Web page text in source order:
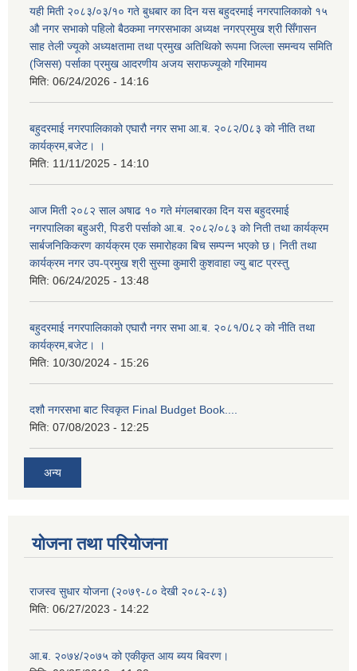
यही मिती २०८३/०३/१० गते बुधबार का दिन यस बहुदरमाई नगरपालिकाको १५
औ नगर सभाको पहिलो बैठकमा नगरसभाका अध्यक्ष नगरप्रमुख श्री सिँगासन
साह तेली ज्यूको अध्यक्षतामा तथा प्रमुख अतिथिको रूपमा जिल्ला समन्वय समिति
(जिसस) पर्साका प्रमुख आदरणीय अजय सराफज्यूको गरिमामय
मिति: 06/24/2026 - 14:16
बहुदरमाई नगरपालिकाको एघारौ नगर सभा आ.ब. २०८२/0८३ को नीति तथा
कार्यक्रम,बजेट। ।
मिति: 11/11/2025 - 14:10
आज मिती २०८२ साल अषाढ १० गते मंगलबारका दिन यस बहुदरमाई
नगरपालिका बहुअरी, पिडरी पर्साको आ.ब. २०८२/०८३ को निती तथा कार्यक्रम
सार्बजनिकिकरण कार्यक्रम एक समारोहका बिच सम्पन्न भएको छ। निती तथा
कार्यक्रम नगर उप-प्रमुख श्री सुस्मा कुमारी कुशवाहा ज्यु बाट प्रस्तु
मिति: 06/24/2025 - 13:48
बहुदरमाई नगरपालिकाको एघारौ नगर सभा आ.ब. २०८१/0८२ को नीति तथा
कार्यक्रम,बजेट। ।
मिति: 10/30/2024 - 15:26
दशौ नगरसभा बाट स्विकृत Final Budget Book....
मिति: 07/08/2023 - 12:25
अन्य
योजना तथा परियोजना
राजस्व सुधार योजना (२०७९-८० देखी २०८२-८३)
मिति: 06/27/2023 - 14:22
आ.ब. २०७४/२०७५ को एकीकृत आय ब्यय बिवरण।